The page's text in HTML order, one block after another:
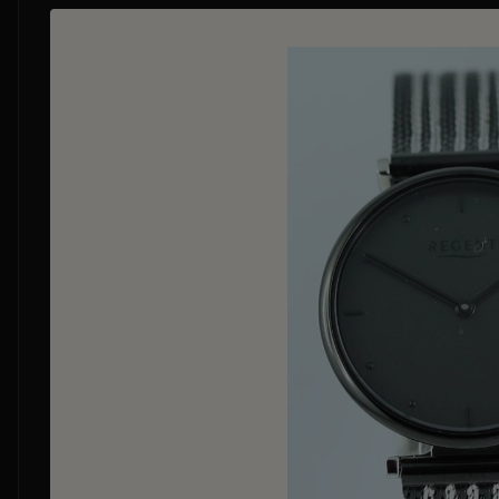
Bildergalerie überspringen